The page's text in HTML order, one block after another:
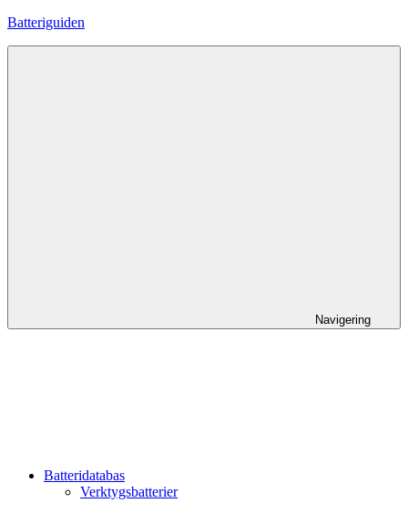
Hoppa
Batteriguiden
Navigering
Batteridatabas
Verktygsbatterier